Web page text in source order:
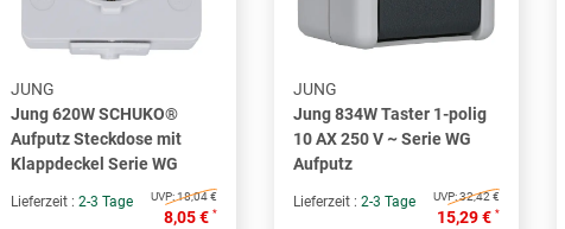
JUNG
Jung 620W SCHUKO®
Aufputz Steckdose mit
Klappdeckel Serie WG
Lieferzeit : 2-3 Tage UVP:18,04 €
8,05 € *
JUNG
Jung 834W Taster 1-polig
10 AX 250 V ~ Serie WG
Aufputz
Lieferzeit : 2-3 Tage UVP:32,42 €
15,29 € *